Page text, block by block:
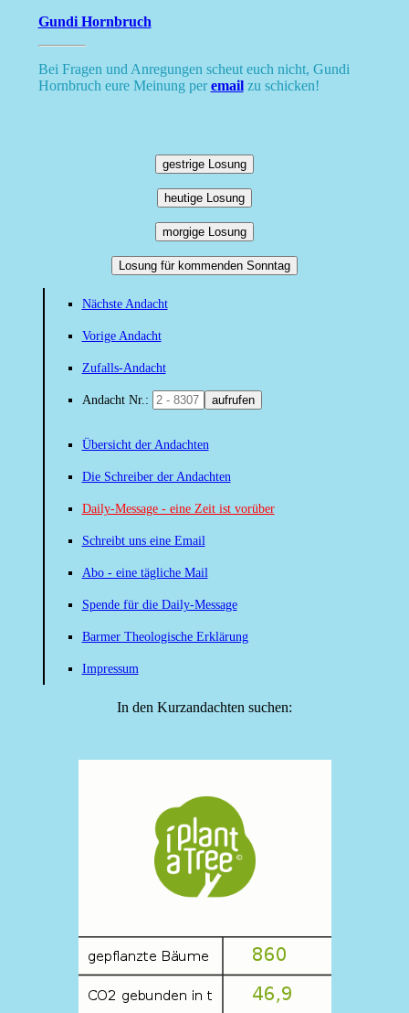
Gundi Hornbruch
Bei Fragen und Anregungen scheut euch nicht, Gundi
Hornbruch eure Meinung peremailzu schicken!
gestrige Losung
heutige Losung
morgige Losung
Losung für kommenden Sonntag
Nächste Andacht
Vorige Andacht
Zufalls-Andacht
Andacht Nr.: aufrufen
Übersicht der Andachten
Die Schreiber der Andachten
Daily-Message - eine Zeit ist vorüber
Schreibt uns eine Email
Abo - eine tägliche Mail
Spende für die Daily-Message
Barmer Theologische Erklärung
Impressum
In den Kurzandachten suchen: